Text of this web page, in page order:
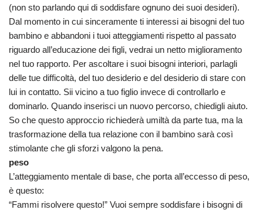
(non sto parlando qui di soddisfare ognuno dei suoi desideri).
Dal momento in cui sinceramente ti interessi ai bisogni del tuo
bambino e abbandoni i tuoi atteggiamenti rispetto al passato
riguardo all’educazione dei figli, vedrai un netto miglioramento
nel tuo rapporto. Per ascoltare i suoi bisogni interiori, parlagli
delle tue difficoltà, del tuo desiderio e del desiderio di stare con
lui in contatto. Sii vicino a tuo figlio invece di controllarlo e
dominarlo. Quando inserisci un nuovo percorso, chiedigli aiuto.
So che questo approccio richiederà umiltà da parte tua, ma la
trasformazione della tua relazione con il bambino sarà così
stimolante che gli sforzi valgono la pena.
peso
L’atteggiamento mentale di base, che porta all’eccesso di peso,
è questo:
“Fammi risolvere questo!” Vuoi sempre soddisfare i bisogni di